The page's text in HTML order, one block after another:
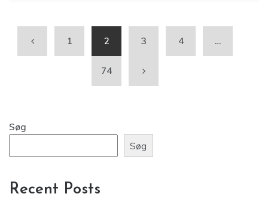
1 2 3 4 …
74
Søg
Søg
Recent Posts